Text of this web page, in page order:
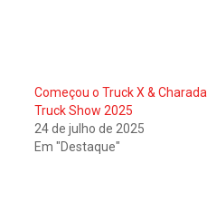
Começou o Truck X & Charada
Truck Show 2025
24 de julho de 2025
Em "Destaque"